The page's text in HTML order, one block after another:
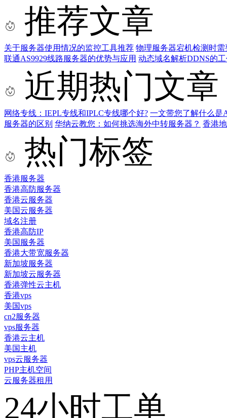
推荐文章
关于服务器使用情况的监控工具推荐 物理服务器宕机检测时
联通AS9929线路服务器的优势与应用 动态域名解析DDNS的
近期热门文章
网络专线：IEPL专线和IPLC专线哪个好? 一文带您了解什么是
服务器的区别 华纳云教您：如何挑选海外中转服务器？ 香港
热门标签
香港服务器
香港高防服务器
香港云服务器
美国云服务器
域名注册
香港高防IP
美国服务器
香港大带宽服务器
新加坡服务器
新加坡云服务器
香港弹性云主机
香港vps
美国vps
cn2服务器
vps服务器
香港云主机
美国主机
vps云服务器
PHP主机空间
云服务器租用
24小时工单